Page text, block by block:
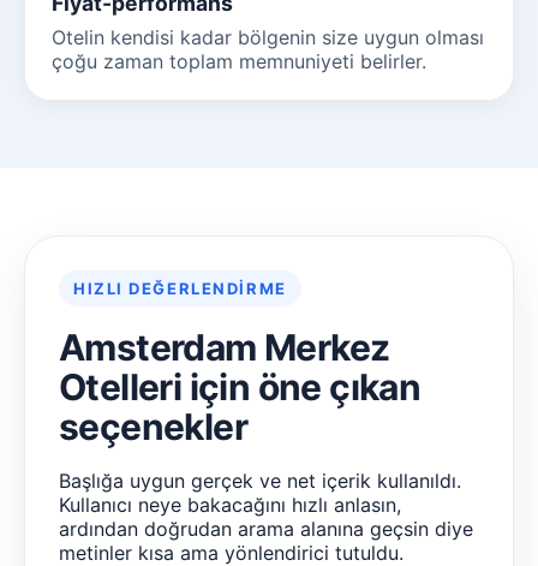
Otelin kendisi kadar bölgenin size uygun olması
çoğu zaman toplam memnuniyeti belirler.
HIZLI DEĞERLENDIRME
Amsterdam Merkez
Otelleri için öne çıkan
seçenekler
Başlığa uygun gerçek ve net içerik kullanıldı.
Kullanıcı neye bakacağını hızlı anlasın,
ardından doğrudan arama alanına geçsin diye
metinler kısa ama yönlendirici tutuldu.